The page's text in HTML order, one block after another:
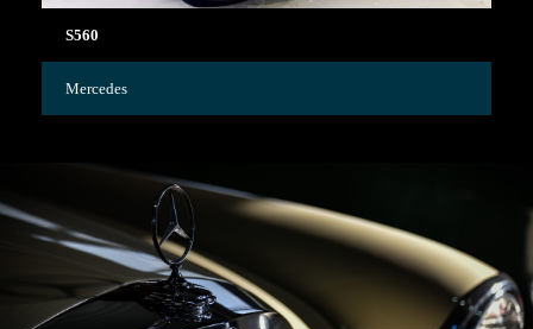
S560
Mercedes